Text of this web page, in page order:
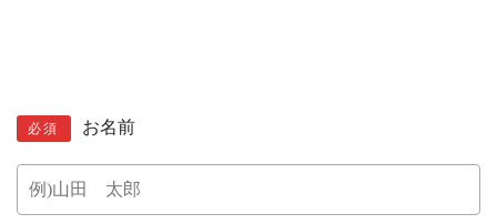
必須 お名前